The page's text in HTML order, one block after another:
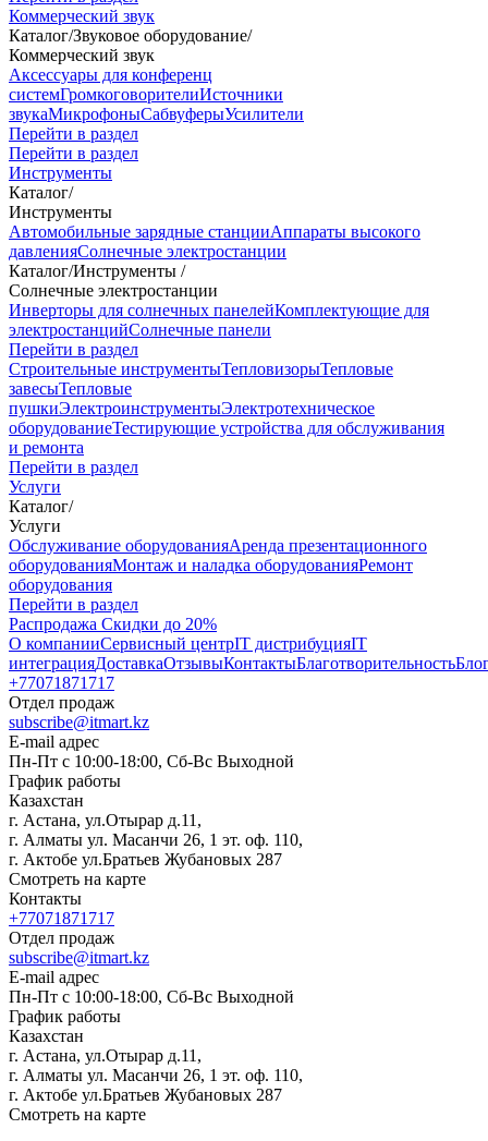
Коммерческий звук
Каталог/Звуковое оборудование/
Коммерческий звук
Аксессуары для конференц
системГромкоговорителиИсточники
звукаМикрофоныСабвуферыУсилители
Перейти в раздел
Перейти в раздел
Инструменты
Каталог/
Инструменты
Автомобильные зарядные станцииАппараты высокого
давленияСолнечные электростанции
Каталог/Инструменты /
Солнечные электростанции
Инверторы для солнечных панелейКомплектующие для
электростанцийСолнечные панели
Перейти в раздел
Строительные инструментыТепловизорыТепловые
завесыТепловые
пушкиЭлектроинструментыЭлектротехническое
оборудованиеТестирующие устройства для обслуживания
и ремонта
Перейти в раздел
Услуги
Каталог/
Услуги
Oбслуживание оборудованияАренда презентационного
оборудованияМонтаж и наладка оборудованияРемонт
оборудования
Перейти в раздел
Распродажа Скидки до 20%
О компанииСервисный центрIT дистрибуцияIT
интеграцияДоставкаОтзывыКонтактыБлаготворительность
+77071871717
Отдел продаж
subscribe@itmart.kz
E-mail адрес
Пн-Пт с 10:00-18:00, Сб-Вс Выходной
График работы
Казахстан
г. Астана, ул.Отырар д.11,
г. Алматы ул. Масанчи 26, 1 эт. оф. 110,
г. Актобе ул.Братьев Жубановых 287
Смотреть на карте
Контакты
+77071871717
Отдел продаж
subscribe@itmart.kz
E-mail адрес
Пн-Пт с 10:00-18:00, Сб-Вс Выходной
График работы
Казахстан
г. Астана, ул.Отырар д.11,
г. Алматы ул. Масанчи 26, 1 эт. оф. 110,
г. Актобе ул.Братьев Жубановых 287
Смотреть на карте